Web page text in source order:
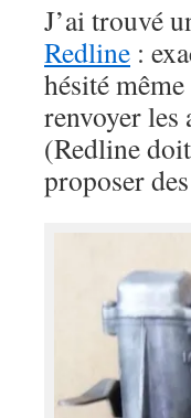
J’ai trouvé
Redline :
hésité
renvoyer les
(Redline
proposer